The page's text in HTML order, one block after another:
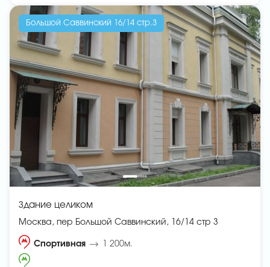
Большой Саввинский 16/14 стр.3
Здание целиком
Москва, пер Большой Саввинский, 16/14 стр 3
Спортивная 1 200м.